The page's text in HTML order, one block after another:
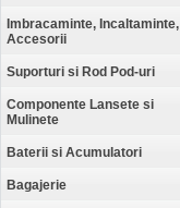
Imbracaminte, Incaltaminte,
Accesorii
Suporturi si Rod Pod-uri
Componente Lansete si
Mulinete
Baterii si Acumulatori
Bagajerie